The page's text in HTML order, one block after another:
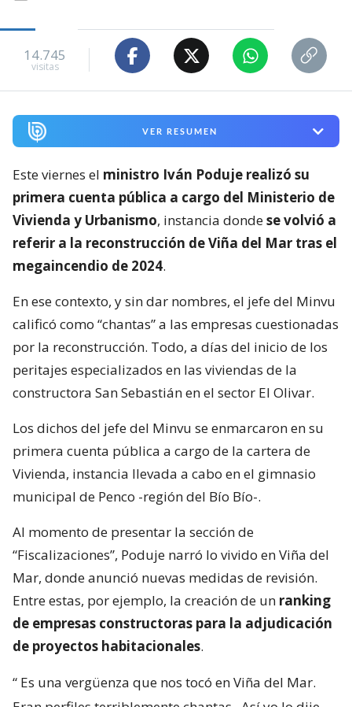
14.745
visitas
VER RESUMEN
Este viernes el ministro Iván Poduje realizó su
primera cuenta pública a cargo del Ministerio de
Vivienda y Urbanismo, instancia dondese volvió a
referir a la reconstrucción de Viña del Mar tras el
megaincendio de 2024.
En ese contexto, y sin dar nombres, el jefe del Minvu
calificó como “chantas” a las empresas cuestionadas
por la reconstrucción. Todo, a días del inicio de los
peritajes especializados en las viviendas de la
constructora San Sebastián en el sector El Olivar.
Los dichos del jefe del Minvu se enmarcaron en su
primera cuenta pública a cargo de la cartera de
Vivienda, instancia llevada a cabo en el gimnasio
municipal de Penco -región del Bío Bío-.
Al momento de presentar la sección de
“Fiscalizaciones”, Poduje narró lo vivido en Viña del
Mar, donde anunció nuevas medidas de revisión.
Entre estas, por ejemplo, la creación de un ranking
de empresas constructoras para la adjudicación
de proyectos habitacionales.
“ Es una vergüenza que nos tocó en Viña del Mar.